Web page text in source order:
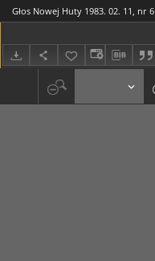
Głos Nowej Huty 1983. 02. 11, nr 6